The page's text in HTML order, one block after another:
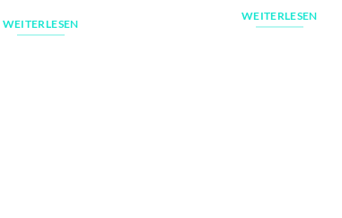
WEITERLESEN
WEITERLESEN